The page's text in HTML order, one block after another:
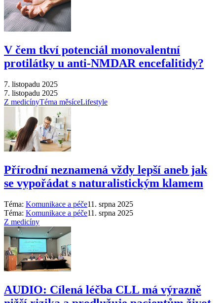
V čem tkví potenciál monovalentní
protilátky u anti-NMDAR encefalitidy?
7. listopadu 2025
7. listopadu 2025
Z medicínyTéma měsíceLifestyle
Přírodní neznamená vždy lepší aneb jak
se vypořádat s naturalistickým klamem
Téma: Komunikace a péče11. srpna 2025
Téma: Komunikace a péče11. srpna 2025
Z medicíny
AUDIO: Cílená léčba CLL má výrazně